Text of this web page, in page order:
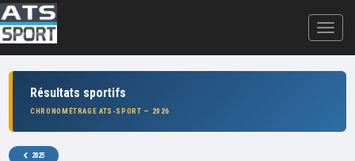
Résultats sportifs
CHRONOMÉTRAGE ATS-SPORT — 2026
2025